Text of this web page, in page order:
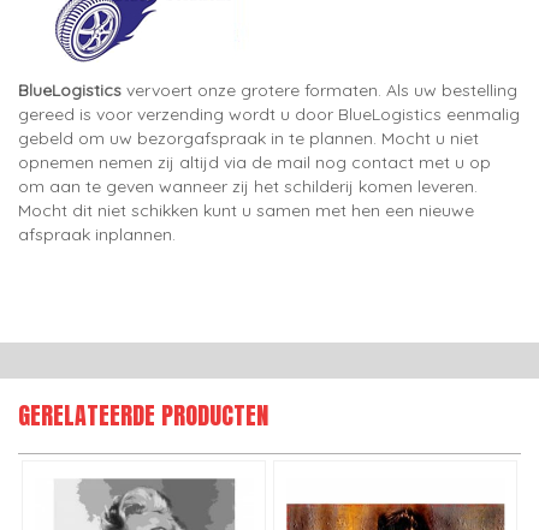
BlueLogistics vervoert onze grotere formaten. Als uw bestelling
gereed is voor verzending wordt u door BlueLogistics eenmalig
gebeld om uw bezorgafspraak in te plannen. Mocht u niet
opnemen nemen zij altijd via de mail nog contact met u op
om aan te geven wanneer zij het schilderij komen leveren.
Mocht dit niet schikken kunt u samen met hen een nieuwe
afspraak inplannen.
GERELATEERDE PRODUCTEN